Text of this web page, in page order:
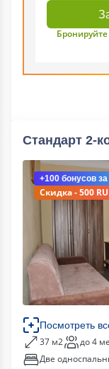
Стандарт 2-
+100 бонусов
Скидка - 500
Посмотреть
37 м2
до 4
Две